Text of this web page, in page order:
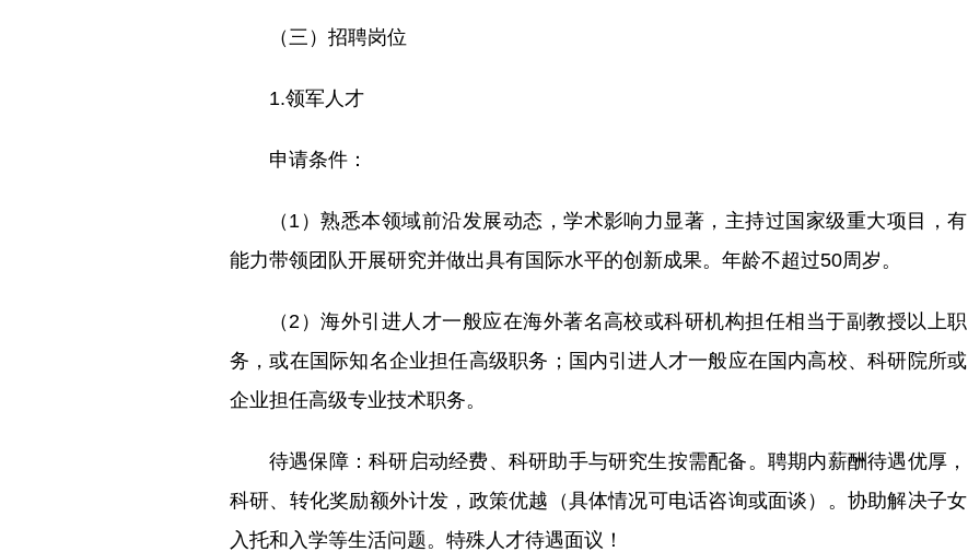
（三）招聘岗位
1.领军人才
申请条件：
（1）熟悉本领域前沿发展动态，学术影响力显著，主持过国家级重大项目，有
能力带领团队开展研究并做出具有国际水平的创新成果。年龄不超过50周岁。
（2）海外引进人才一般应在海外著名高校或科研机构担任相当于副教授以上职
务，或在国际知名企业担任高级职务；国内引进人才一般应在国内高校、科研院所或
企业担任高级专业技术职务。
待遇保障：科研启动经费、科研助手与研究生按需配备。聘期内薪酬待遇优厚，
科研、转化奖励额外计发，政策优越（具体情况可电话咨询或面谈）。协助解决子女
入托和入学等生活问题。特殊人才待遇面议！